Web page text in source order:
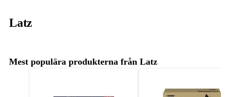
Latz
Mest populära produkterna från Latz